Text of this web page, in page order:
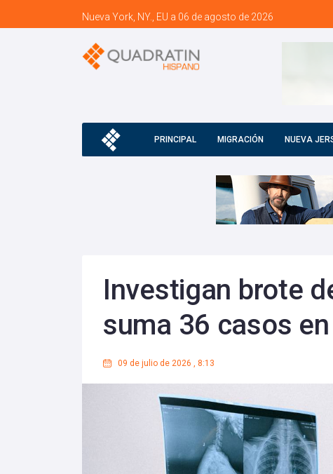
Nueva York, NY., EU a 06 de agosto de 2026
PRINCIPAL MIGRACIÓN NUEVA
Investigan brote
suma 36 casos
09 de julio de 2026 , 8:13